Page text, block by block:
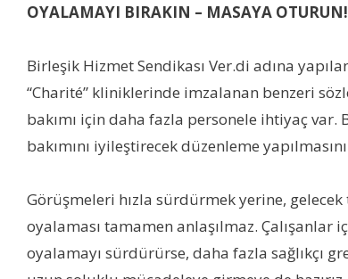
OYALAMAYI BIRAKIN – MASAYA OTURUN!
Birleşik Hizmet Sendikası Ver.di adına
“Charité” kliniklerinde imzalanan benzeri
bakımı için daha fazla personele ihtiyaç var.
bakımını iyileştirecek düzenleme
Görüşmeleri hızla sürdürmek yerine,
oyalaması tamamen anlaşılmaz. Çalışanlar
oyalamayı sürdürürse, daha fazla sağlıkçı